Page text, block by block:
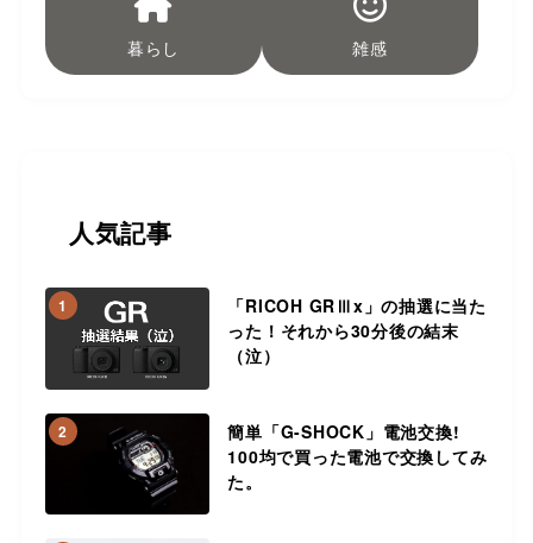
暮らし 雑感
人気記事
1
「RICOH GRⅢx」の抽選に当た
った！それから30分後の結末
（泣）
2
簡単「G-SHOCK」電池交換!
100均で買った電池で交換してみ
た。